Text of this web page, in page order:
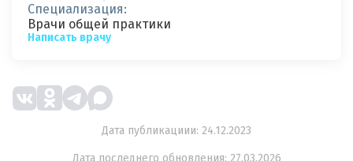
Специализация:
Врачи общей практики
Написать врачу
Дата публикациии: 24.12.2023
Дата последнего обновления: 27.03.2026